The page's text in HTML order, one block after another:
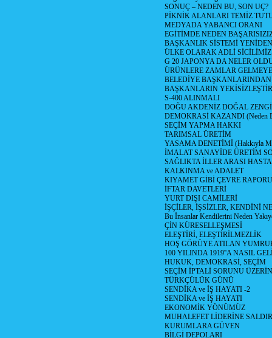
SONUÇ – NEDEN BU, SON UÇ?
PİKNİK ALANLARI TEMİZ
MEDYADA YABANCI ORANI
EGİTİMDE NEDEN
BAŞKANLIK SİSTEMİ
ÜLKE OLARAK ADLİ SİCİLİMİZ
G 20 JAPONYA DA NELER
ÜRÜNLERE ZAMLAR
BELEDİYE
BAŞKANLARIN
S-400 ALINMALI
DOĞU AKDENİZ DOĞAL
DEMOKRASİ KAZANDI (Neden
SEÇİM YAPMA HAKKI
TARIMSAL ÜRETİM
YASAMA DENETİMİ (Hakkıyla
İMALAT SANAYİDE ÜRETİM
SAĞLIKTA İLLER ARASI
KALKINMA ve ADALET
KIYAMET GİBİ ÇEVRE RAPORU
İFTAR DAVETLERİ
YURT DIŞI CAMİLERİ
İŞÇİLER, İŞSİZLER, KENDİNİ
Bu İnsanlar Kendilerini Neden
ÇİN KÜRESELLEŞMESİ
ELEŞTİRİ, ELEŞTİRİLMEZLİK
HOŞ GÖRÜYE ATILAN
100 YILINDA 1919''A NASIL
HUKUK, DEMOKRASİ, SEÇİM
SEÇİM İPTALİ SORUNU
TÜRKÇÜLÜK GÜNÜ
SENDİKA ve İŞ HAYATI -2
SENDİKA ve İŞ HAYATI
EKONOMİK YÖNÜMÜZ
MUHALEFET LİDERİNE
KURUMLARA GÜVEN
BİLGİ DEPOLARI